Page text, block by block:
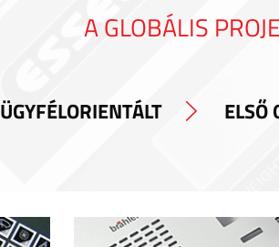
A GLOBÁLIS
ÜGYFÉLORIENTÁLT ELSŐ